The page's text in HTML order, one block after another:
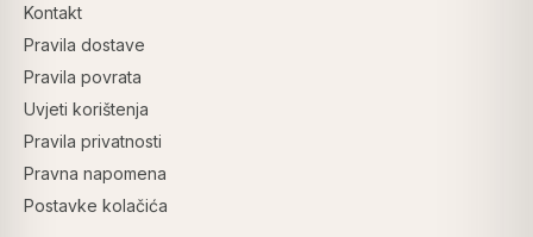
Kontakt
Pravila dostave
Pravila povrata
Uvjeti korištenja
Pravila privatnosti
Pravna napomena
Postavke kolačića